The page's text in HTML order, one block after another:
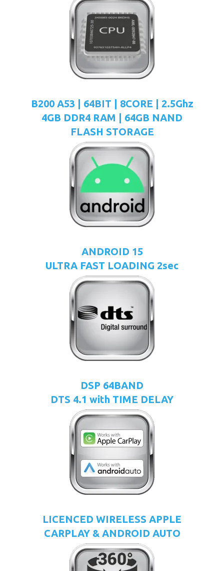
B200 A53 | 64BIT | 8CORE | 2.5Ghz
4GB DDR4 RAM | 64GB NAND
FLASH STORAGE
ANDROID 15
ULTRA FAST LOADING 2sec
DSP 64BAND
DTS 4.1 with TIME DELAY
LICENCED WIRELESS APPLE
CARPLAY & ANDROID AUTO